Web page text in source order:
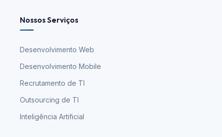
Nossos Serviços
Desenvolvimento Web
Desenvolvimento Mobile
Recrutamento de TI
Outsourcing de TI
Inteligência Artificial